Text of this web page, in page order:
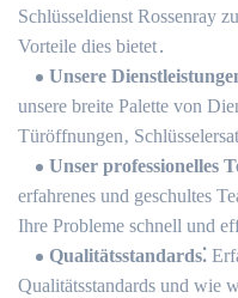
Schlüsseldienst Rossenray
Vorteile dies bietet․
Unsere
unsere breite Palette von
Türöffnungen‚
Unser professionelles
erfahrenes und geschultes
Ihre Probleme schnell und
Qualitätsstandards⁚
Qualitätsstandards und wie